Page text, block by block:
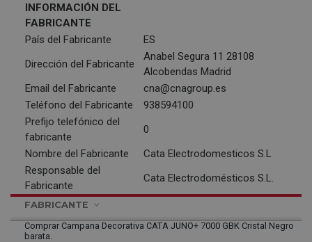
INFORMACIÓN DEL
FABRICANTE
País del Fabricante
ES
Dirección del Fabricante
Anabel Segura 11 28108
Alcobendas Madrid
Email del Fabricante
cna@cnagroup.es
Teléfono del Fabricante
938594100
Prefijo telefónico del
fabricante
0
Nombre del Fabricante
Cata Electrodomesticos S.L
Responsable del
Fabricante
Cata Electrodomésticos S.L.
FABRICANTE
Comprar Campana Decorativa CATA JUNO+ 7000 GBK Cristal Negro
barata.